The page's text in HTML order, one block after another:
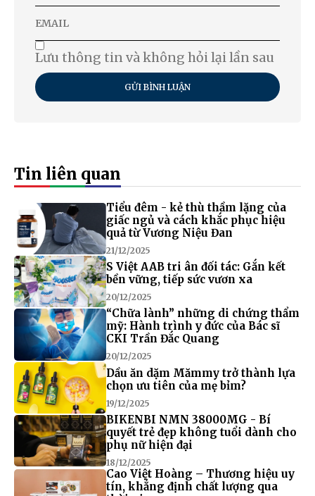
Lưu thông tin và không hỏi lại lần sau
GỬI BÌNH LUẬN
Tin liên quan
Tiểu đêm - kẻ thù thầm lặng của
giấc ngủ và cách khắc phục hiệu
quả từ Vương Niệu Đan
21/12/2025
S Việt AAB tri ân đối tác: Gắn kết
bền vững, tiếp sức vươn xa
20/12/2025
“Chữa lành” những di chứng thẩm
mỹ: Hành trình y đức của Bác sĩ
CKI Trần Đắc Quang
20/12/2025
Dầu ăn dặm Mămmy trở thành lựa
chọn ưu tiên của mẹ bỉm?
19/12/2025
BIKENBI NMN 38000MG - Bí
quyết trẻ đẹp không tuổi dành cho
phụ nữ hiện đại
18/12/2025
Cao Việt Hoàng – Thương hiệu uy
tín, khẳng định chất lượng qua